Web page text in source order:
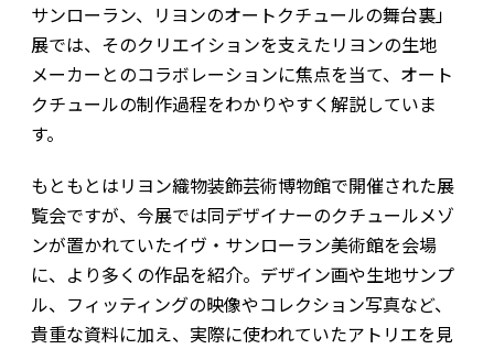
サンローラン、リヨンのオートクチュールの舞台裏」
展では、そのクリエイションを支えたリヨンの生地
メーカーとのコラボレーションに焦点を当て、オート
クチュールの制作過程をわかりやすく解説していま
す。
もともとはリヨン織物装飾芸術博物館で開催された展
覧会ですが、今展では同デザイナーのクチュールメゾ
ンが置かれていたイヴ・サンローラン美術館を会場
に、より多くの作品を紹介。デザイン画や生地サンプ
ル、フィッティングの映像やコレクション写真など、
貴重な資料に加え、実際に使われていたアトリエを見